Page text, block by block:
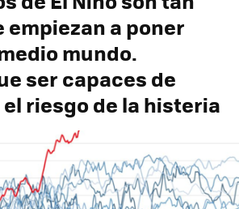
a poner
mundo.
ser capaces de
riesgo de la histeria